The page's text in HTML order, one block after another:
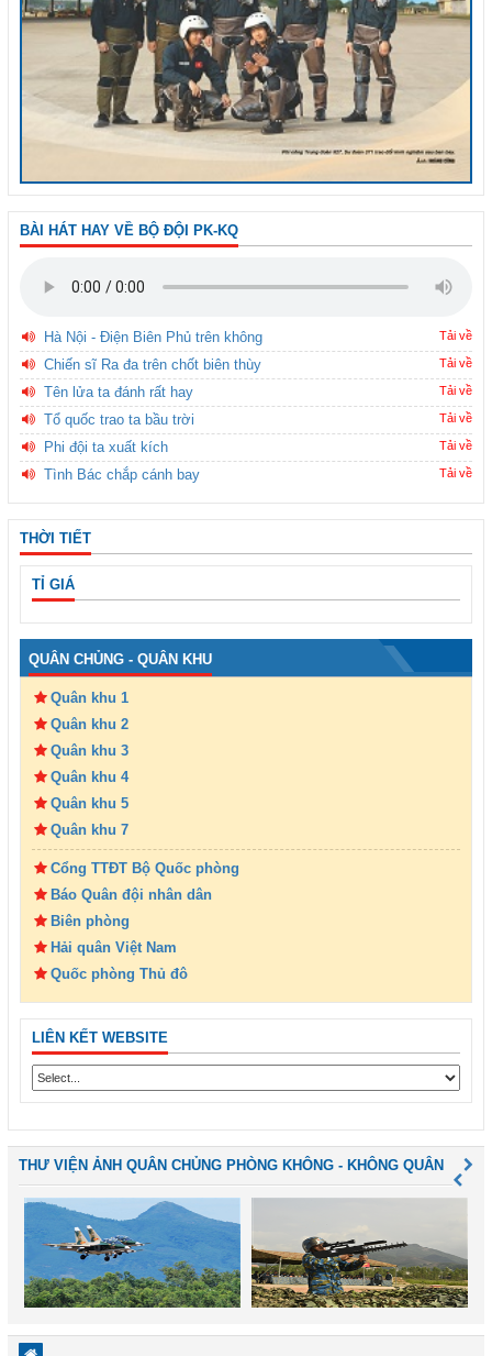
BÀI HÁT HAY VỀ BỘ ĐỘI PK-KQ
Hà Nội - Điện Biên Phủ trên không Tải về
Chiến sĩ Ra đa trên chốt biên thùy Tải về
Tên lửa ta đánh rất hay Tải về
Tổ quốc trao ta bầu trời Tải về
Phi đội ta xuất kích Tải về
Tình Bác chắp cánh bay Tải về
THỜI TIẾT
TỈ GIÁ
QUÂN CHỦNG - QUÂN KHU
Quân khu 1
Quân khu 2
Quân khu 3
Quân khu 4
Quân khu 5
Quân khu 7
Cổng TTĐT Bộ Quốc phòng
Báo Quân đội nhân dân
Biên phòng
Hải quân Việt Nam
Quốc phòng Thủ đô
LIÊN KẾT WEBSITE
THƯ VIỆN ẢNH QUÂN CHỦNG PHÒNG KHÔNG - KHÔNG QUÂN